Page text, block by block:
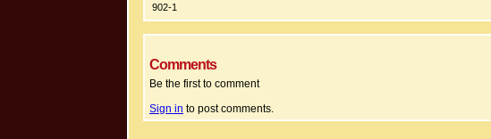
902-1
Comments
Be the first to comment
Sign in to post comments.